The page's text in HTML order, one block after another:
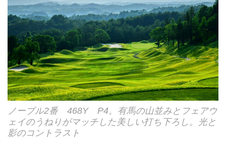
ノーブル2番 468Y P4。有馬の山並みとフェアウ
ェイのうねりがマッチした美しい打ち下ろし。光と
影のコントラスト